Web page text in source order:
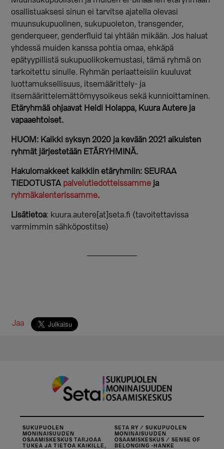
osallistuaksesi sinun ei tarvitse ajatella olevasi
muunsukupuolinen, sukupuoleton, transgender,
genderqueer, genderfluid tai yhtään mikään. Jos haluat
yhdessä muiden kanssa pohtia omaa, ehkäpä
epätyypillistä sukupuolikokemustasi, tämä ryhmä on
tarkoitettu sinulle. Ryhmän periaatteisiin kuuluvat
luottamuksellisuus, itsemäärittely- ja
itsemäärittelemättömyysoikeus sekä kunnioittaminen.
Etäryhmää ohjaavat Heidi Holappa, Kuura Autere ja
vapaaehtoiset.
HUOM: Kaikki syksyn 2020 ja kevään 2021 aikuisten
ryhmät järjestetään ETÄRYHMINÄ.
Hakulomakkeet kaikkiin etäryhmiin: SEURAA
TIEDOTUSTA palvelutiedotteissamme ja
ryhmäkalenterissamme.
Lisätietoa: kuura.autere[at]seta.fi (tavoitettavissa
varmimmin sähköpostitse)
Jaa
SUKUPUOLEN
MONINAISUUDEN
OSAAMISKESKUS TARJOAA
TUKEA JA TIETOA KAIKILLE,
SETA RY / SUKUPUOLEN
MONINAISUUDEN
OSAAMISKESKUS / SENSE OF
BELONGING -HANKE